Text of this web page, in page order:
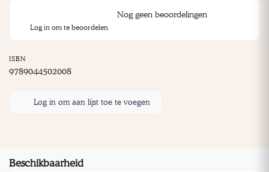
Nog geen beoordelingen
Log in om te beoordelen
ISBN
9789044502008
Log in om aan lijst toe te voegen
Beschikbaarheid